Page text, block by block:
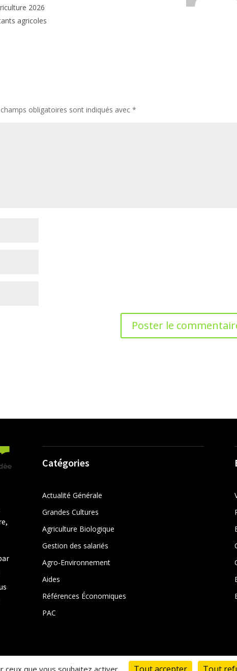
2026
agricoles
obligatoires sont indiqués avec*
Catégories
Actualité Générale
Grandes Cultures
Agriculture Biologique
Gestion des salariés
Agro-Environnement
Aides
Références Économiques
PAC
ceux que vous souhaitez activer